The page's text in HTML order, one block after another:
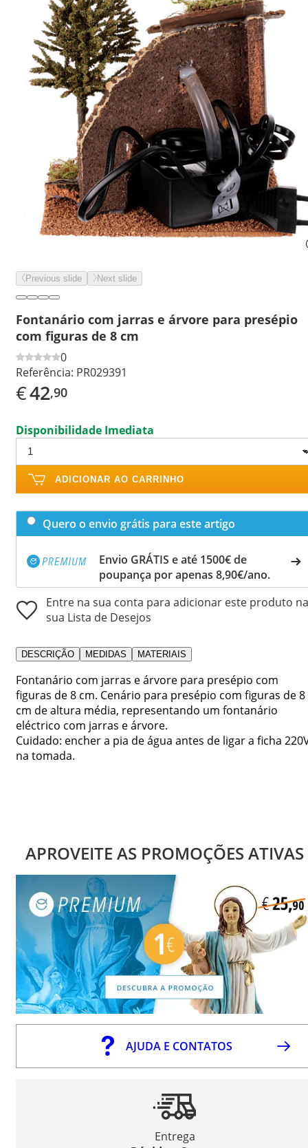
Previous slide Next slide
Fontanário com jarras e árvore para presépio
com figuras de 8 cm
0
Referência: PR029391
€42,90
Disponibilidade Imediata
ADICIONAR AO CARRINHO
Quero o envio grátis para este artigo
Envio GRÁTIS e até 1500€ de
poupança por apenas 8,90€/ano.
Entre na sua conta para adicionar este produto na
sua Lista de Desejos
DESCRIÇÃO MEDIDAS MATERIAIS
Fontanário com jarras e árvore para presépio com
figuras de 8 cm. Cenário para presépio com figuras de 8
cm de altura média, representando um fontanário
eléctrico com jarras e árvore.
Cuidado: encher a pia de água antes de ligar a ficha
na tomada.
APROVEITE AS PROMOÇÕES ATIVAS
AJUDA E CONTATOS
Entrega